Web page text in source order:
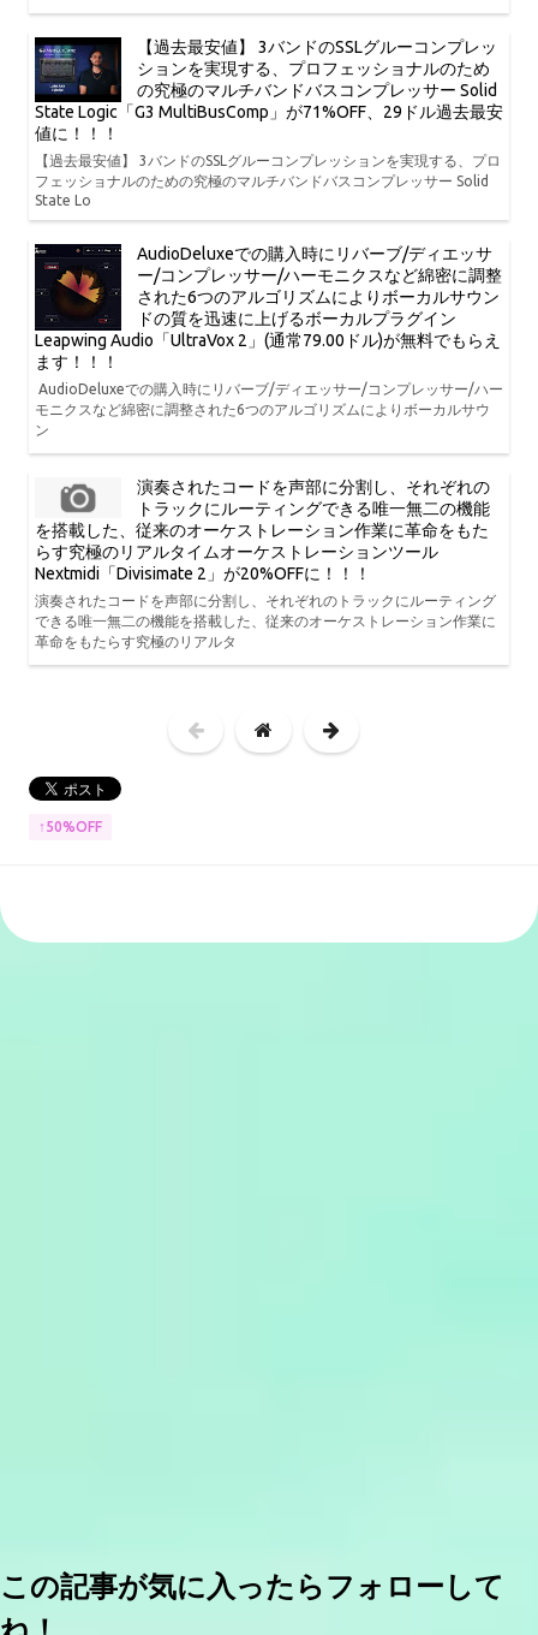
【過去最安値】 3バンドのSSLグルーコンプレッ
ションを実現する、プロフェッショナルのため
の究極のマルチバンドバスコンプレッサー Solid
State Logic「G3 MultiBusComp」が71%OFF、29ドル過去最安
値に！！！
【過去最安値】 3バンドのSSLグルーコンプレッションを実現する、プロ
フェッショナルのための究極のマルチバンドバスコンプレッサー Solid
State Lo
AudioDeluxeでの購入時にリバーブ/ディエッサ
ー/コンプレッサー/ハーモニクスなど綿密に調整
された6つのアルゴリズムによりボーカルサウン
ドの質を迅速に上げるボーカルプラグイン
Leapwing Audio「UltraVox 2」(通常79.00ドル)が無料でもらえ
ます！！！
AudioDeluxeでの購入時にリバーブ/ディエッサー/コンプレッサー/ハー
モニクスなど綿密に調整された6つのアルゴリズムによりボーカルサウ
ン
演奏されたコードを声部に分割し、それぞれの
トラックにルーティングできる唯一無二の機能
を搭載した、従来のオーケストレーション作業に革命をもた
らす究極のリアルタイムオーケストレーションツール
Nextmidi「Divisimate 2」が20%OFFに！！！
演奏されたコードを声部に分割し、それぞれのトラックにルーティング
できる唯一無二の機能を搭載した、従来のオーケストレーション作業に
革命をもたらす究極のリアルタ
↑50%OFF
この記事が気に入ったらフォローして